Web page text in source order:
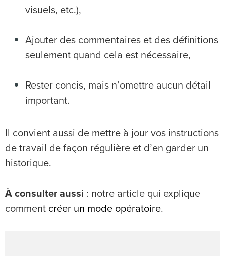
visuels, etc.),
Ajouter des commentaires et des définitions
seulement quand cela est nécessaire,
Rester concis, mais n’omettre aucun détail
important.
Il convient aussi de mettre à jour vos instructions
de travail de façon régulière et d’en garder un
historique.
À consulter aussi : notre article qui explique
comment créer un mode opératoire.